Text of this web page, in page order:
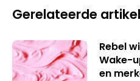
Gerelateerde
Rebel
Wake-
en